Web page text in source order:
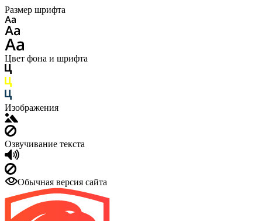
Размер шрифта
Цвет фона и шрифта
Изображения
Озвучивание текста
Обычная версия сайта